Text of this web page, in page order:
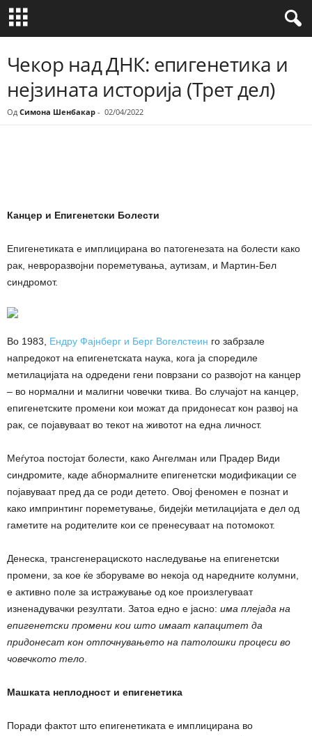
Чекор над ДНК: епигенетика и
нејзината историја (Трет дел)
Од Симона Шенбакар - 02/04/2022
Канцер и Епигенетски Болести
Епигенетиката е имплицирана во патогенезата на болести како
рак, невроразвојни пореметувања, аутизам, и Мартин-Бел
синдромот.
Во 1983, Ендру Фајнберг и Берг Вогелстеин го забрзале
напредокот на епигенетската наука, кога ја споредиле
метилацијата на одредени гени поврзани со развојот на канцер
– во нормални и малигни човечки ткива. Во случајот на канцер,
епигенетските промени кои можат да придонесат кон развој на
рак, се појавуваат во текот на животот на една личност.
Меѓутоа постојат болести, како Ангелман или Прадер Види
синдромите, каде абнормалните епигенетски модификации се
појавуваат пред да се роди детето. Овој феномен е познат и
како импринтинг пореметување, бидејќи метилацијата е дел од
гаметите на родителите кои се пренесуваат на потомокот.
Денеска, трансгенерациското наследување на епигенетски
промени, за кое ќе зборуваме во некоја од наредните колумни,
е активно поле за истражување од кое произлегуваат
изненадувачки резултати. Затоа едно е јасно: има плејада на
епигенетски промени кои што имаат капацитет да
придонесат кон отпочнувањето на патолошки процеси во
човечкото тело
Машката неплодност и епигенетика
Поради фактот што епигенетиката е имплицирана во